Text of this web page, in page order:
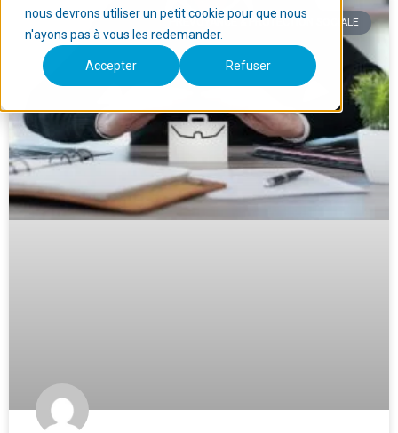
nous devrons utiliser un petit cookie pour que nous
n'ayons pas à vous les redemander.
Accepter Refuser
PRÉVOYANCE & PROTECTION SOCIALE